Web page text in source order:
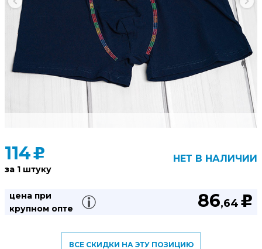
114u
за 1 штуку
НЕТ В НАЛИЧИИ
цена при
крупном опте
86,64 u
ВСЕ СКИДКИ НА ЭТУ ПОЗИЦИЮ